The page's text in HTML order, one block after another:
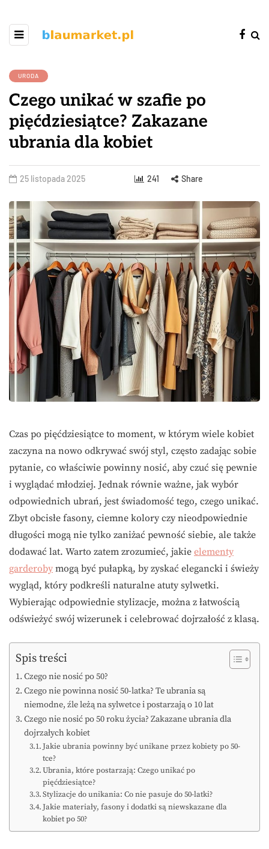
URODA
Czego unikać w szafie po
pięćdziesiątce? Zakazane
ubrania dla kobiet
25 listopada 2025 241 Share
Czas po pięćdziesiątce to moment, w którym wiele kobiet
zaczyna na nowo odkrywać swój styl, często zadając sobie
pytanie, co właściwie powinny nosić, aby czuć się pewnie
i wyglądać młodziej. Jednak równie ważne, jak wybór
odpowiednich ubrań, jest świadomość tego, czego unikać.
Zbyt obcisłe fasony, ciemne kolory czy nieodpowiednie
długości mogą nie tylko zaniżać pewność siebie, ale także
dodawać lat. Warto zatem zrozumieć, jakie elementy
garderoby mogą być pułapką, by zyskać elegancki i świeży
wygląd, który podkreśli naturalne atuty sylwetki.
Wybierając odpowiednie stylizacje, można z łatwością
odświeżyć swój wizerunek i celebrować dojrzałość z klasą.
Spis treści
Czego nie nosić po 50?
Czego nie powinna nosić 50-latka? Te ubrania są
niemodne, źle leżą na sylwetce i postarzają o 10 lat
Czego nie nosić po 50 roku życia? Zakazane ubrania dla
dojrzałych kobiet
Jakie ubrania powinny być unikane przez kobiety po 50-
tce?
Ubrania, które postarzają: Czego unikać po
pięćdziesiątce?
Stylizacje do unikania: Co nie pasuje do 50-latki?
Jakie materiały, fasony i dodatki są niewskazane dla
kobiet po 50?